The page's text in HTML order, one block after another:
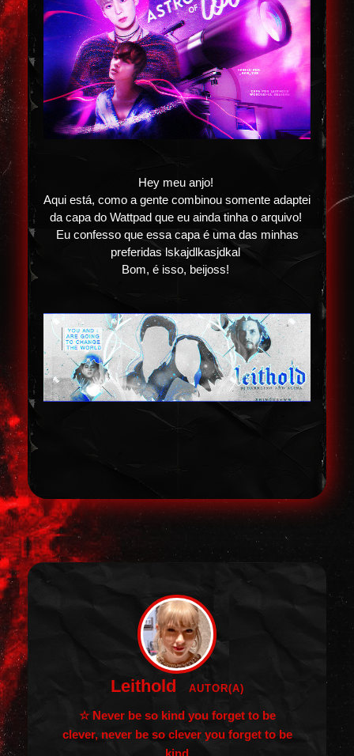
Hey meu anjo!
Aqui está, como a gente combinou somente adaptei
da capa do Wattpad que eu ainda tinha o arquivo!
Eu confesso que essa capa é uma das minhas
preferidas lskajdlkasjdkal
Bom, é isso, beijoss!
Leithold AUTOR(A)
☆ Never be so kind you forget to be
clever, never be so clever you forget to be
kind